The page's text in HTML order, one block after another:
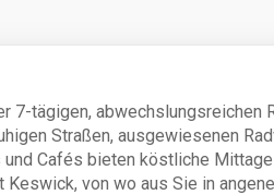
2 Personen / Solo-
EZ Preis gilt nur in
Zimmers (DZ oder EZ).
7-tägigen, abwechslungsreichen
Straßen, ausgewiesenen
Cafés bieten köstliche
von wo aus Sie in